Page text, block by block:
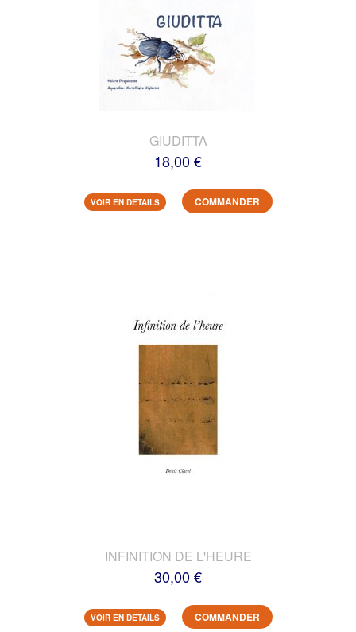
GIUDITTA
18,00 €
VOIR EN DETAILS COMMANDER
INFINITION DE L'HEURE
30,00 €
VOIR EN DETAILS COMMANDER